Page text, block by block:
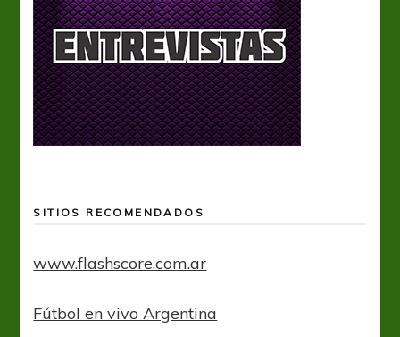
SITIOS RECOMENDADOS
www.flashscore.com.ar
Fútbol en vivo Argentina